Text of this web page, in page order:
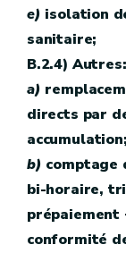
e) isolation
sanitaire;
B.2.4) Autres:
a)
directs par
accumulation;
b) comptage
bi-horaire,
prépaiement
conformité